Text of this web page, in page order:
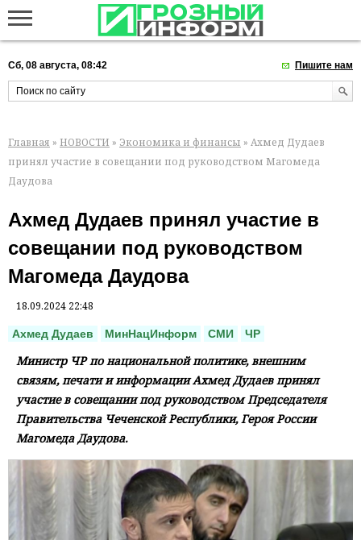
Сб, 08 августа, 08:42 Пишите нам
Главная » НОВОСТИ » Экономика и финансы » Ахмед Дудаев
принял участие в совещании под руководством Магомеда
Даудова
Ахмед Дудаев принял участие в
совещании под руководством
Магомеда Даудова
18.09.2024 22:48
Ахмед Дудаев МинНацИнформ СМИ ЧР
Министр ЧР по национальной политике, внешним
связям, печати и информации Ахмед Дудаев принял
участие в совещании под руководством Председателя
Правительства Чеченской Республики, Героя России
Магомеда Даудова.